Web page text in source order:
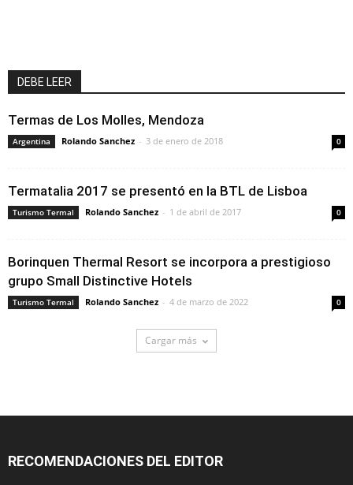
DEBE LEER
Termas de Los Molles, Mendoza
Argentina Rolando Sanchez - 3 de enero de 2018 0
Termatalia 2017 se presentó en la BTL de Lisboa
Turismo Termal Rolando Sanchez - 1 de abril de 2017 0
Borinquen Thermal Resort se incorpora a prestigioso
grupo Small Distinctive Hotels
Turismo Termal Rolando Sanchez - 4 de marzo de 2022 0
Cargar más
RECOMENDACIONES DEL EDITOR